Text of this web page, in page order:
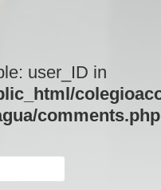
user_ID in
comments.php